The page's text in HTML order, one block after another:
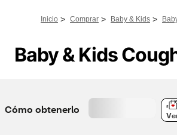
Inicio > Comprar > Baby & Kids >
Baby & Kids
Cómo obtenerlo